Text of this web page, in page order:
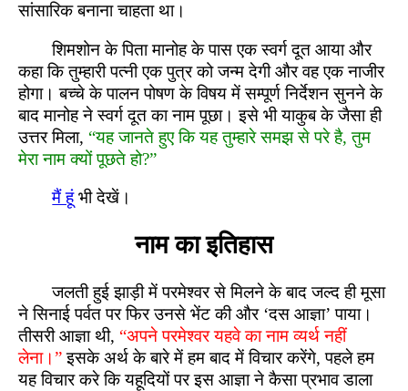
सांसारिक बनाना चाहता था।
शिमशोन के पिता मानोह के पास एक स्वर्ग दूत आया और
कहा कि तुम्हारी पत्नी एक पुत्र को जन्म देगी और वह एक नाजीर
होगा। बच्चे के पालन पोषण के विषय में सम्पूर्ण निर्देशन सुनने के
बाद मानोह ने स्वर्ग दूत का नाम पूछा। इसे भी याकुब के जैसा ही
उत्तर मिला, “यह जानते हुए कि यह तुम्हारे समझ से परे है, तुम
मेरा नाम क्यों पूछते हो?”
मैं हूंभी देखें।
नाम का इतिहास
जलती हुई झाड़ी में परमेश्वर से मिलने के बाद जल्द ही मूसा
ने सिनाई पर्वत पर फिर उनसे भेंट की और ‘दस आज्ञा’ पाया।
तीसरी आज्ञा थी, “अपने परमेश्वर यहवे का नाम व्यर्थ नहीं
लेना।”इसके अर्थ के बारे में हम बाद में विचार करेंगे, पहले हम
यह विचार करे कि यहूदियों पर इस आज्ञा ने कैसा प्रभाव डाला